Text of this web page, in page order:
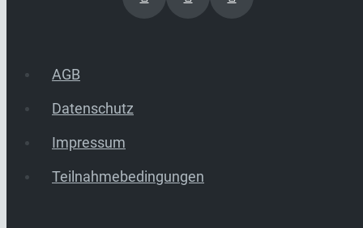
AGB
Datenschutz
Impressum
Teilnahmebedingungen